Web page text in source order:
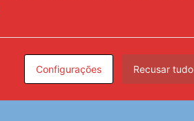
Configurações Recusar tudo